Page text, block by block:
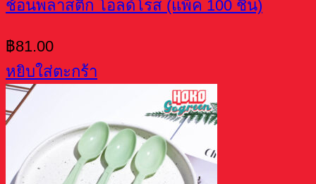
ช้อนพลาสติก โอลด์โรส (แพ็ค 100 ชิ้น)
฿81.00
หยิบใส่ตะกร้า